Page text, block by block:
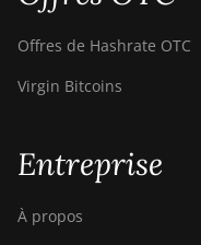
Offres de Hashrate OTC
Virgin Bitcoins
Entreprise
À propos